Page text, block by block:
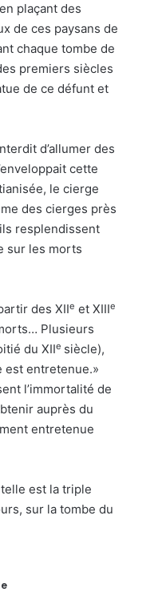
plaçant des
de ces paysans de
chaque tombe de
premiers siècles
de ce défunt et
d’allumer des
cette
le cierge
des cierges près
resplendissent
sur les morts
des XIIe et XIIIe
Plusieurs
du XIIe siècle),
est entretenue.»
l’immortalité de
auprès du
entretenue
est la triple
sur la tombe du